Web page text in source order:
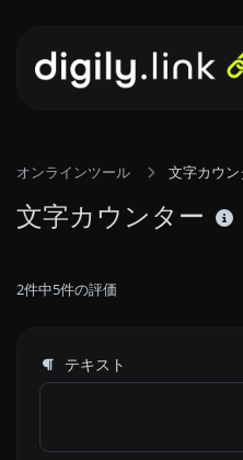
オンラインツール 文字カウン
文字カウンター
2件中5件の評価
テキスト